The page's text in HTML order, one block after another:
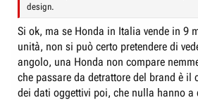
design.
Si ok, ma se Honda in Italia vende in 9
unità, non si può certo pretendere di
angolo, una Honda non compare
che passare da detrattore del brand è il
dei dati oggettivi poi, che nulla hanno a